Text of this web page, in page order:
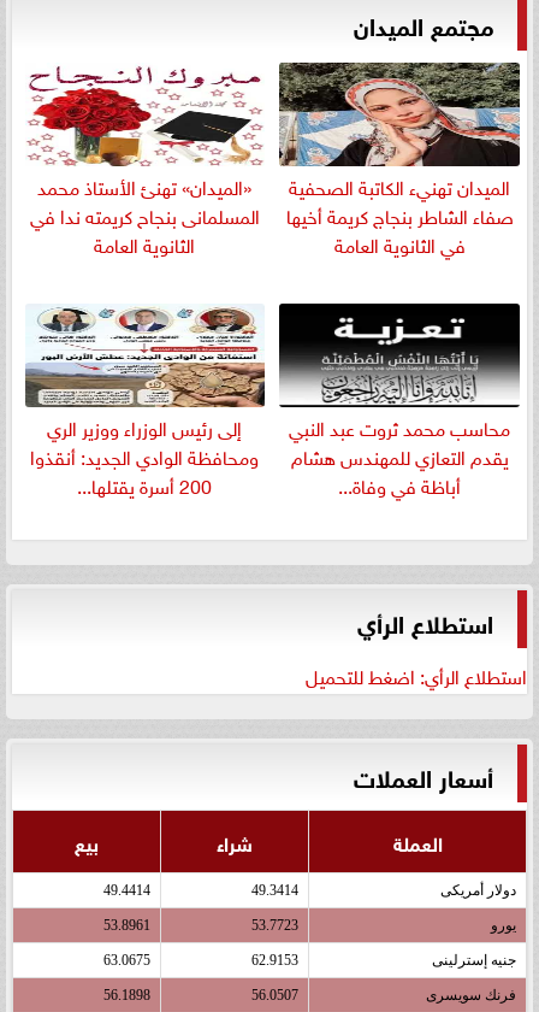
مجتمع الميدان
الميدان تهنيء الكاتبة الصحفية
صفاء الشاطر بنجاج كريمة أخيها
في الثانوية العامة
«الميدان» تهنئ الأستاذ محمد
المسلمانى بنجاح كريمته ندا في
الثانوية العامة
​محاسب محمد ثروت عبد النبي
يقدم التعازي للمهندس هشام
أباظة في وفاة...
إلى رئيس الوزراء ووزير الري
ومحافظة الوادي الجديد: أنقذوا
200 أسرة يقتلها...
استطلاع الرأي
استطلاع الرأي: اضغط للتحميل
أسعار العملات
العملة شراء بيع
دولار أمريكى 49.3414
49.4414
يورو 53.7723
53.8961
جنيه إسترلينى 62.9153
63.0675
فرنك سويسرى 56.0507
56.1898